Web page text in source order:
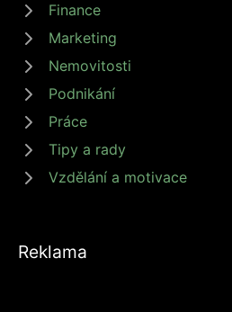
Finance
Marketing
Nemovitosti
Podnikání
Práce
Tipy a rady
Vzdělání a motivace
Reklama